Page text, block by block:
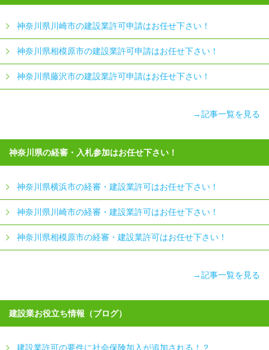
神奈川県川崎市の建設業許可申請はお任せ下さい！
神奈川県相模原市の建設業許可申請はお任せ下さい！
神奈川県藤沢市の建設業許可申請はお任せ下さい！
→記事一覧を見る
神奈川県の経審・入札参加はお任せ下さい！
神奈川県横浜市の経審・建設業許可はお任せ下さい！
神奈川県川崎市の経審・建設業許可はお任せ下さい！
神奈川県相模原市の経審・建設業許可はお任せ下さい！
→記事一覧を見る
建設業お役立ち情報（ブログ）
建設業許可の要件に社会保険加入が追加される！？